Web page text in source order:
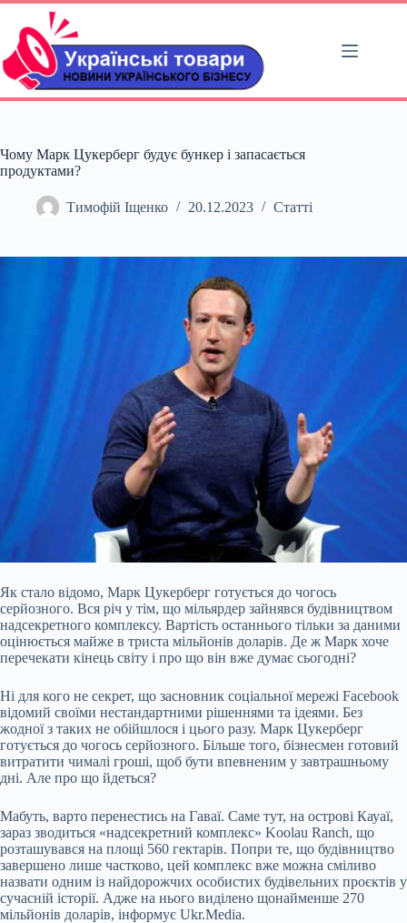
Перейти
вмісту
Чому Марк Цукерберг будує бункер і запасається
продуктами?
Тимофій Іщенко 20.12.2023 Статті
Як стало відомо, Марк Цукерберг готується до чогось
серйозного. Вся річ у тім, що мільярдер зайнявся будівництвом
надсекретного комплексу. Вартість останнього тільки за даними
оцінюється майже в триста мільйонів доларів. Де ж Марк хоче
перечекати кінець світу і про що він вже думає сьогодні?
Ні для кого не секрет, що засновник соціальної мережі Facebook
відомий своїми нестандартними рішеннями та ідеями. Без
жодної з таких не обійшлося і цього разу. Марк Цукерберг
готується до чогось серйозного. Більше того, бізнесмен готовий
витратити чималі гроші, щоб бути впевненим у завтрашньому
дні. Але про що йдеться?
Мабуть, варто перенестись на Гаваї. Саме тут, на острові Кауаї,
зараз зводиться «надсекретний комплекс» Koolau Ranch, що
розташувався на площі 560 гектарів. Попри те, що будівництво
завершено лише частково, цей комплекс вже можна сміливо
назвати одним із найдорожчих особистих будівельних проєктів у
сучасній історії. Адже на нього виділено щонайменше 270
мільйонів доларів, інформує Ukr.Media.